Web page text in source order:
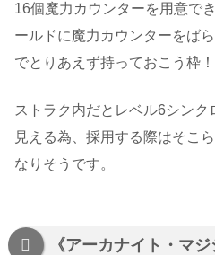
16個魔力カウンターを用意で
ールドに魔力カウンターをば
でとりあえず持っておこう枠！
ストラク内だとレベル6シンク
見える為、採用する際はそこ
なりそうです。
《アーカナイト・マジ